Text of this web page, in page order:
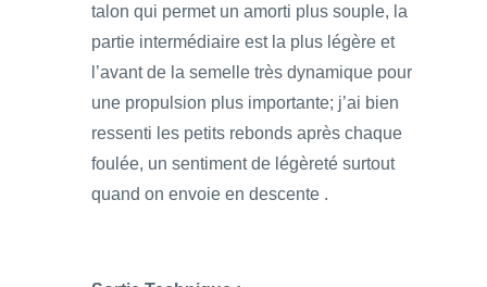
talon qui permet un amorti plus souple, la
partie intermédiaire est la plus légère et
l’avant de la semelle très dynamique pour
une propulsion plus importante; j’ai bien
ressenti les petits rebonds après chaque
foulée, un sentiment de légèreté surtout
quand on envoie en descente .